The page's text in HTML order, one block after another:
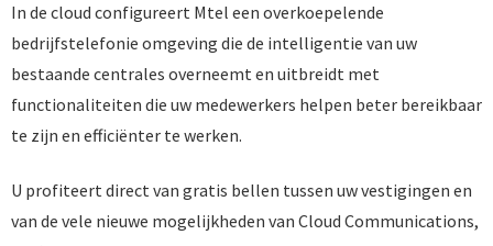
In de cloud configureert Mtel een overkoepelende
bedrijfstelefonie omgeving die de intelligentie van uw
bestaande centrales overneemt en uitbreidt met
functionaliteiten die uw medewerkers helpen beter bereikbaar
te zijn en efficiënter te werken.
U profiteert direct van gratis bellen tussen uw vestigingen en
van de vele nieuwe mogelijkheden van Cloud Communications,